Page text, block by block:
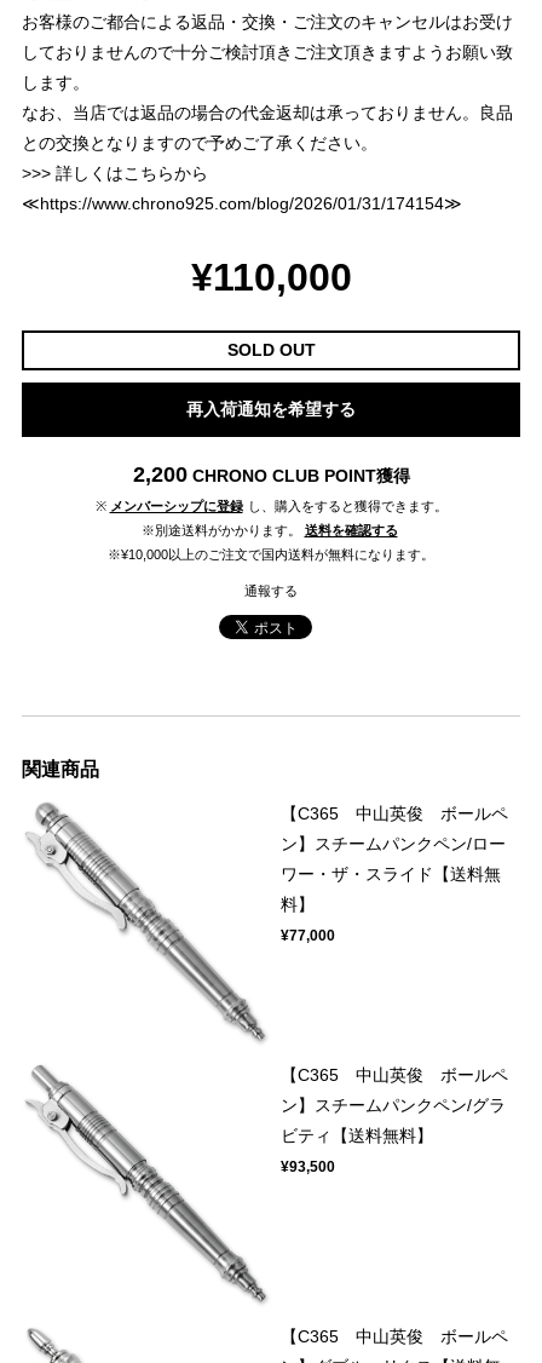
お客様のご都合による返品・交換・ご注文のキャンセルはお受け
しておりませんので十分ご検討頂きご注文頂きますようお願い致
します。
なお、当店では返品の場合の代金返却は承っておりません。良品
との交換となりますので予めご了承ください。
>>> 詳しくはこちらから
≪https://www.chrono925.com/blog/2026/01/31/174154≫
¥110,000
SOLD OUT
再入荷通知を希望する
2,200 CHRONO CLUB POINT獲得
※ メンバーシップに登録 し、購入をすると獲得できます。
※別途送料がかかります。
送料を確認する
※¥10,000以上のご注文で国内送料が無料になります。
通報する
関連商品
【C365 中山英俊 ボールペ
ン】スチームパンクペン/ロー
ワー・ザ・スライド【送料無
料】
¥77,000
【C365 中山英俊 ボールペ
ン】スチームパンクペン/グラ
ビティ【送料無料】
¥93,500
【C365 中山英俊 ボールペ